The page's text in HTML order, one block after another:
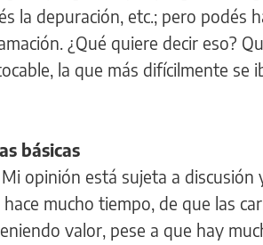
la depuración, etc.; pero podés
¿Qué quiere decir eso?
la que más difícilmente se
básicas
opinión está sujeta a
mucho tiempo, de que las
valor, pese a que hay